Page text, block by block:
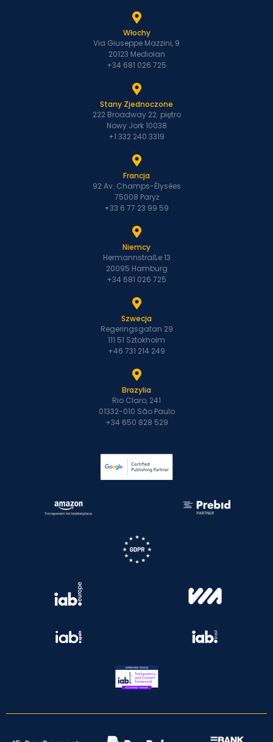
Włochy
Via Giuseppe Mazzini, 9
20123 Mediolan
+34 681 026 725
Stany Zjednoczone
222 Broadway 22. piętro
Nowy Jork 10038
+1 332 240 3319
Francja
92 Av. Champs-Élysées
75008 Paryż
+33 6 77 23 99 59
Niemcy
Hermannstraße 13
20095 Hamburg
+34 681 026 725
Szwecja
Regeringsgatan 29
111 51 Sztokholm
+46 731 214 249
Brazylia
Rio Claro, 241
01332-010 São Paulo
+34 650 828 529